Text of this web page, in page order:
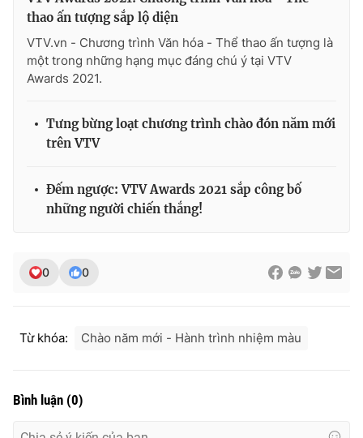
Ðiện thoại Thời báo VTV:024.66 897 897
Liên hệ quảng cáo: 024-7300.7108
® Cấm sao chép dưới mọi hình thức nếu không có sự chấp
thao ấn tượng sắp lộ diện
VTV.vn - Chương trình Văn hóa - Thể thao ấn tượng là
một trong những hạng mục đáng chú ý tại VTV
Awards 2021.
Tưng bừng loạt chương trình chào đón năm mới
trên VTV
Đếm ngược: VTV Awards 2021 sắp công bố
những người chiến thắng!
0 0
Từ khóa: Chào năm mới - Hành trình nhiệm màu
Bình luận (0)